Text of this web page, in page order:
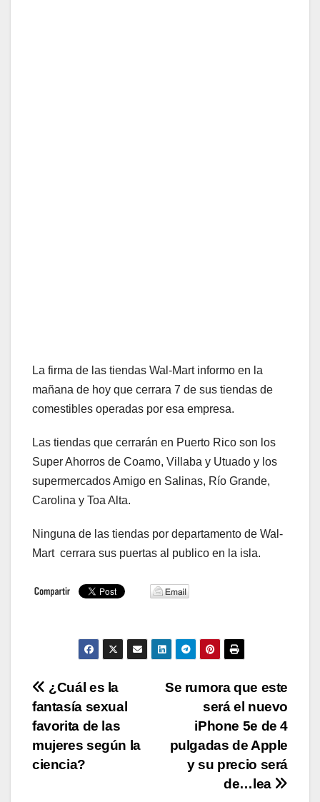
La firma de las tiendas Wal-Mart informo en la
mañana de hoy que cerrara 7 de sus tiendas de
comestibles operadas por esa empresa.
Las tiendas que cerrarán en Puerto Rico son los
Super Ahorros de Coamo, Villaba y Utuado y los
supermercados Amigo en Salinas, Río Grande,
Carolina y Toa Alta.
Ninguna de las tiendas por departamento de Wal-
Mart cerrara sus puertas al publico en la isla.
Navegación
de
entradas
Se rumora que este
será el nuevo
iPhone 5e de 4
pulgadas de Apple
y su precio será
de…lea
¿Cuál es la
fantasía sexual
favorita de las
mujeres según la
ciencia?